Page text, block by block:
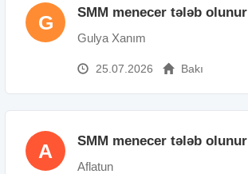
G SMM menecer tələb olunur
Gulya Xanım
25.07.2026 Bakı
A SMM menecer tələb olunur
Aflatun